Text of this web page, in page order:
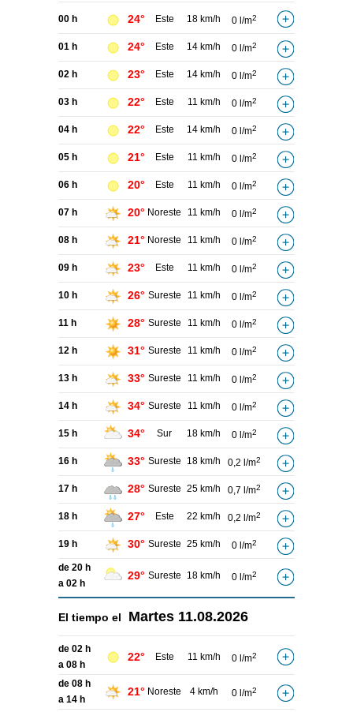
00 h 24° Este 18 km/h 0 l/m2
01 h 24° Este 14 km/h 0 l/m2
02 h 23° Este 14 km/h 0 l/m2
03 h 22° Este 11 km/h 0 l/m2
04 h 22° Este 14 km/h 0 l/m2
05 h 21° Este 11 km/h 0 l/m2
06 h 20° Este 11 km/h 0 l/m2
07 h 20° Noreste 11 km/h 0 l/m2
08 h 21° Noreste 11 km/h 0 l/m2
09 h 23° Este 11 km/h 0 l/m2
10 h 26° Sureste 11 km/h 0 l/m2
11 h 28° Sureste 11 km/h 0 l/m2
12 h 31° Sureste 11 km/h 0 l/m2
13 h 33° Sureste 11 km/h 0 l/m2
14 h 34° Sureste 11 km/h 0 l/m2
15 h 34° Sur 18 km/h 0 l/m2
16 h 33° Sureste 18 km/h 0,2 l/m2
17 h 28° Sureste 25 km/h 0,7 l/m2
18 h 27° Este 22 km/h 0,2 l/m2
19 h 30° Sureste 25 km/h 0 l/m2
de 20 h
a 02 h
29° Sureste 18 km/h 0 l/m2
El tiempo el Martes 11.08.2026
de 02 h
a 08 h
22° Este 11 km/h 0 l/m2
de 08 h
a 14 h
21° Noreste 4 km/h 0 l/m2